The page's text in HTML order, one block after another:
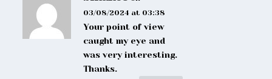
03/08/2024 at 03:38
Your point of view
caught my eye and
was very interesting.
Thanks.